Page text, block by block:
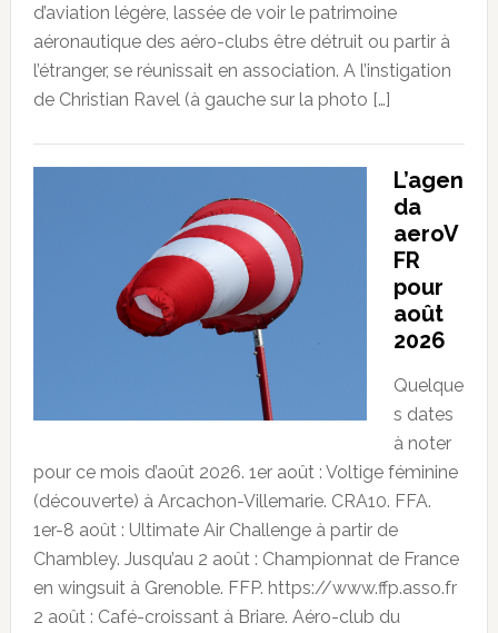
d’aviation légère, lassée de voir le patrimoine
aéronautique des aéro-clubs être détruit ou partir à
l’étranger, se réunissait en association. A l’instigation
de Christian Ravel (à gauche sur la photo […]
L’agen
da
aeroV
FR
pour
août
2026
Quelque
s dates
à noter
pour ce mois d’août 2026. 1er août : Voltige féminine
(découverte) à Arcachon-Villemarie. CRA10. FFA.
1er-8 août : Ultimate Air Challenge à partir de
Chambley. Jusqu’au 2 août : Championnat de France
en wingsuit à Grenoble. FFP. https://www.ffp.asso.fr
2 août : Café-croissant à Briare. Aéro-club du